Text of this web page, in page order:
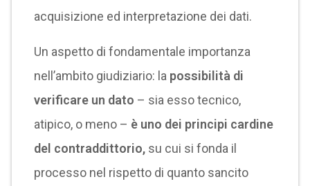
acquisizione ed interpretazione dei dati.
Un aspetto di fondamentale importanza
nell’ambito giudiziario: la possibilità di
verificare un dato – sia esso tecnico,
atipico, o meno – è uno dei principi cardine
del contraddittorio,su cui si fonda il
processo nel rispetto di quanto sancito